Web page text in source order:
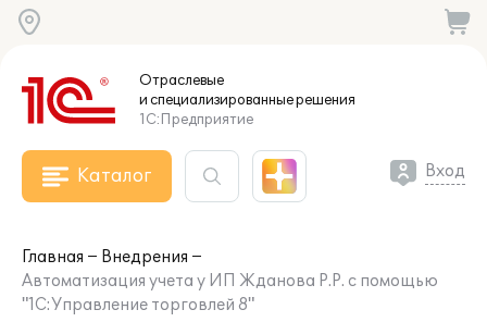
Отраслевые
и специализированныерешения
1С:Предприятие
Каталог Вход
Главная
Внедрения
Автоматизация учета у ИП Жданова Р.Р. с помощью
"1С:Управление торговлей 8"